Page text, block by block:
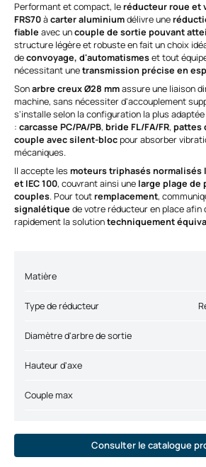
Performant et compact, leréducteur roue et
FRS70àcarter aluminiumdélivre une
fiable avec uncouple de sortie pouvant
structure légère et robuste en fait un choix
deconvoyage, d'automatismeset tout
nécessitant unetransmission précise en
Sonarbre creux Ø28 mmassure une liaison
machine, sans nécessiter d'accouplement
s'installe selon la configuration la plus
: carcasse PC/PA/PB, bride FL/FA/FR, pattes
couple avec silent-blocpour absorber
mécaniques.
Il accepte les moteurs triphasés normalisés
et IEC 100, couvrant ainsi une large plage de
couples. Pour toutremplacement,
signalétique de votre réducteur en place afin
rapidement la solutiontechniquement
Matière
Type de réducteur
Diamètre d'arbre de sortie
Hauteur d'axe
Couple max
Consulter le catalogue